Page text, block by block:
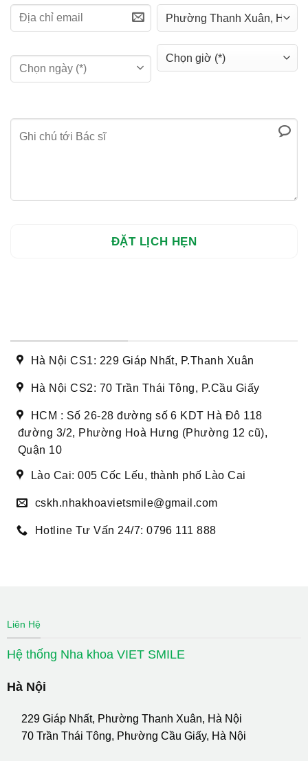
Hà Nội CS1: 229 Giáp Nhất, P.Thanh Xuân
Hà Nội CS2: 70 Trần Thái Tông, P.Cầu Giấy
HCM : Số 26-28 đường số 6 KDT Hà Đô 118
đường 3/2, Phường Hoà Hưng (Phường 12 cũ),
Quận 10
Lào Cai: 005 Cốc Lếu, thành phố Lào Cai
cskh.nhakhoavietsmile@gmail.com
Hotline Tư Vấn 24/7: 0796 111 888
Liên Hệ
Hệ thống Nha khoa VIET SMILE
Hà Nội
229 Giáp Nhất, Phường Thanh Xuân, Hà Nội
70 Trần Thái Tông, Phường Cầu Giấy, Hà Nội